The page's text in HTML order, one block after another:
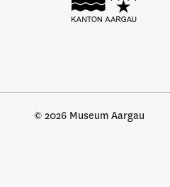
© 2026 Museum Aargau